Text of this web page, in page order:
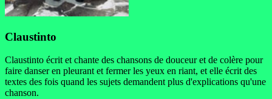
Claustinto
Claustinto écrit et chante des chansons de douceur et de colère pour
faire danser en pleurant et fermer les yeux en riant, et elle écrit des
textes des fois quand les sujets demandent plus d'explications qu'une
chanson.